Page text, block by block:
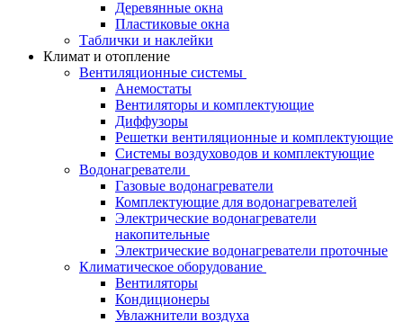
Деревянные окна
Пластиковые окна
Таблички и наклейки
Климат и отопление
Вентиляционные системы
Анемостаты
Вентиляторы и комплектующие
Диффузоры
Решетки вентиляционные и комплектующие
Системы воздуховодов и комплектующие
Водонагреватели
Газовые водонагреватели
Комплектующие для водонагревателей
Электрические водонагреватели
накопительные
Электрические водонагреватели проточные
Климатическое оборудование
Вентиляторы
Кондиционеры
Увлажнители воздуха